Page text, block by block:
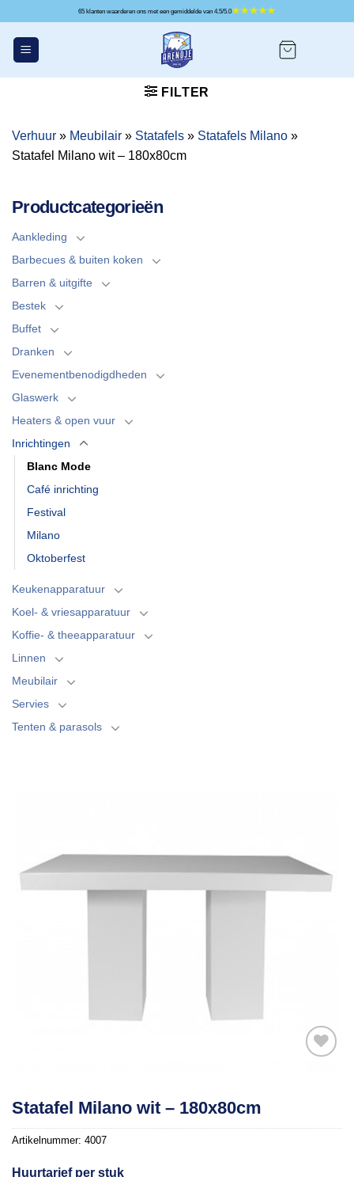
inhoud
65 klanten waarderen ons met een gemiddelde van 4.5/5.0
FILTER
Verhuur » Meubilair » Statafels » Statafels Milano »
Statafel Milano wit – 180x80cm
Productcategorieën
Aankleding
Barbecues & buiten koken
Barren & uitgifte
Bestek
Buffet
Dranken
Evenementbenodigdheden
Glaswerk
Heaters & open vuur
Inrichtingen
Blanc Mode
Café inrichting
Festival
Milano
Oktoberfest
Keukenapparatuur
Koel- & vriesapparatuur
Koffie- & theeapparatuur
Linnen
Meubilair
Servies
Tenten & parasols
verlanglijst
Statafel Milano wit – 180x80cm
Artikelnummer: 4007
Huurtarief per stuk